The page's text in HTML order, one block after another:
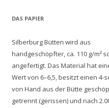
DAS PAPIER
Silberburg Bütten wird aus
handgeschöpfter, ca. 110 g/m²
angefertigt. Das Material hat
Wert von 6–6,5, besitzt einen
von Hand aus der Bütte
getrennt (gerissen) und nach